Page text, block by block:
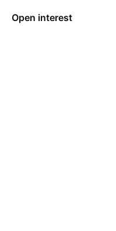
Open interest